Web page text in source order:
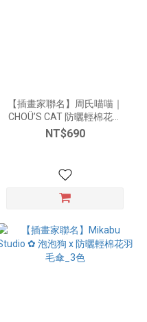
【插畫家聯名】周氏喵喵｜
CHOÜ’S CAT 防曬輕棉花羽
毛傘
NT$690